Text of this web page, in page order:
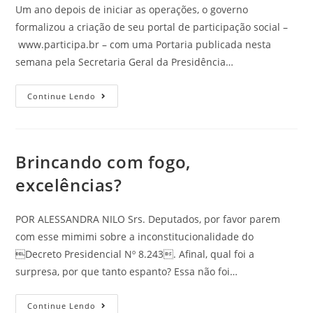
Um ano depois de iniciar as operações, o governo
formalizou a criação de seu portal de participação social –
www.participa.br – com uma Portaria publicada nesta
semana pela Secretaria Geral da Presidência…
Continue Lendo
Brincando com fogo,
excelências?
POR ALESSANDRA NILO Srs. Deputados, por favor parem
com esse mimimi sobre a inconstitucionalidade do
Decreto Presidencial Nº 8.243. Afinal, qual foi a
surpresa, por que tanto espanto? Essa não foi…
Continue Lendo